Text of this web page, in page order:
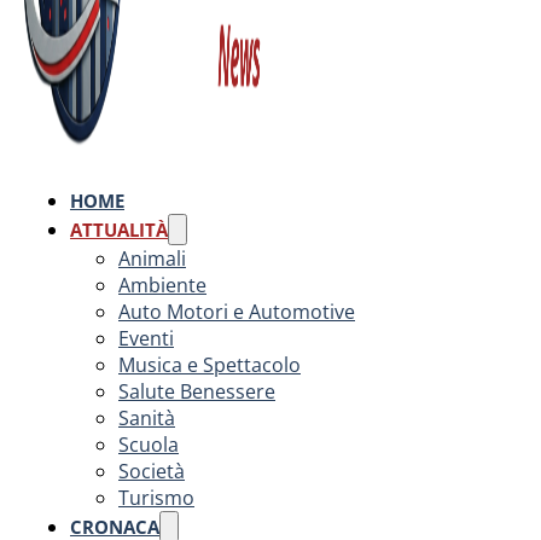
HOME
ATTUALITÀ
Animali
Ambiente
Auto Motori e Automotive
Eventi
Musica e Spettacolo
Salute Benessere
Sanità
Scuola
Società
Turismo
CRONACA